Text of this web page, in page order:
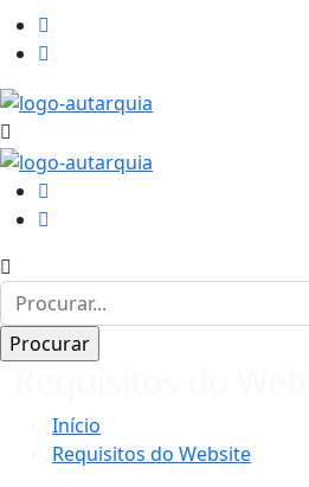
Início
Requisitos do Website